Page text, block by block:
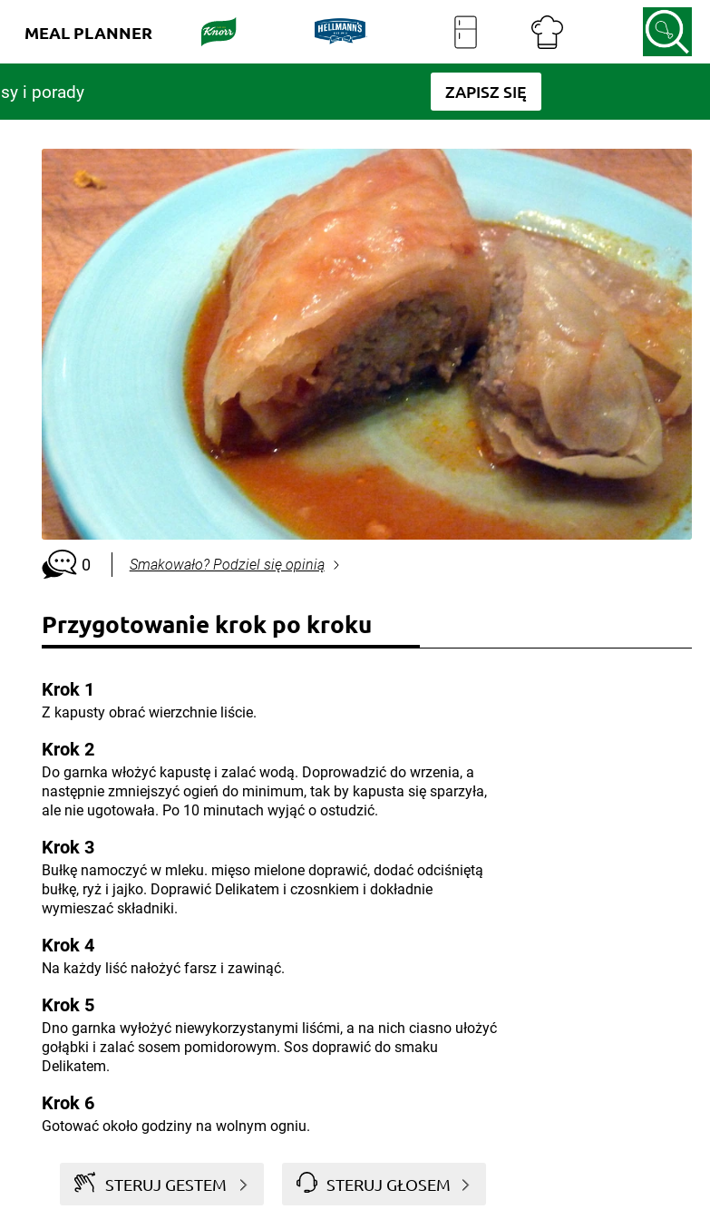
i porady ZAPISZ SIĘ
MEAL PLANNER
0 Smakowało? Podziel się opinią
Przygotowanie krok po kroku
Krok 1
Z kapusty obrać wierzchnie liście.
Krok 2
Do garnka włożyć kapustę i zalać wodą. Doprowadzić do wrzenia, a
następnie zmniejszyć ogień do minimum, tak by kapusta się sparzyła,
ale nie ugotowała. Po 10 minutach wyjąć o ostudzić.
Krok 3
Bułkę namoczyć w mleku. mięso mielone doprawić, dodać odciśniętą
bułkę, ryż i jajko. Doprawić Delikatem i czosnkiem i dokładnie
wymieszać składniki.
Krok 4
Na każdy liść nałożyć farsz i zawinąć.
Krok 5
Dno garnka wyłożyć niewykorzystanymi liśćmi, a na nich ciasno ułożyć
gołąbki i zalać sosem pomidorowym. Sos doprawić do smaku
Delikatem.
Krok 6
Gotować około godziny na wolnym ogniu.
STERUJ GESTEM STERUJ GŁOSEM